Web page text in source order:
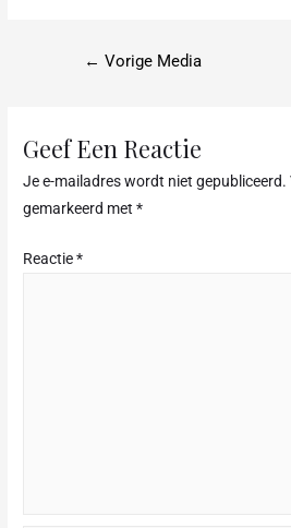
o
o
k
← Vorige Media
Geef Een Reactie
Je e-mailadres wordt niet gepubliceerd.
gemarkeerd met*
Reactie*